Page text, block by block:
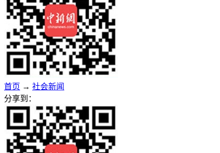
首页 → 社会新闻
分享到：